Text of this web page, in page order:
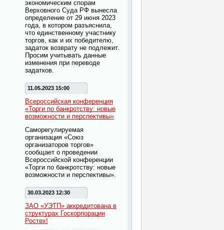
экономическим спорам
Верховного Суда РФ вынесла
определение от 29 июня 2023
года, в котором разъяснила,
что единственному участнику
торгов, как и их победителю,
задаток возврату не подлежит.
Просим учитывать данные
изменения при переводе
задатков.
11.05.2023 15:00
Всероссийская конференция
«Торги по банкротству: новые
возможности и перспективы»
Саморегулируемая
организация «Союз
организаторов торгов»
сообщает о проведении
Всероссийской конференции
«Торги по банкротству: новые
возможности и перспективы».
30.03.2023 12:30
ЗАО «УЭТП» аккредитована в
структурах Госкорпорации
Ростех!